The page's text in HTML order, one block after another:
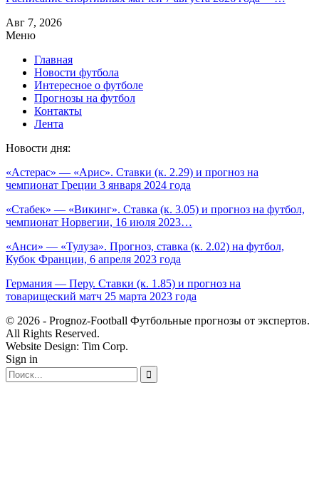
Авг 7, 2026
Меню
Главная
Новости футбола
Интересное о футболе
Прогнозы на футбол
Контакты
Лента
Новости дня:
«Астерас» — «Арис». Ставки (к. 2.29) и прогноз на
чемпионат Греции 3 января 2024 года
«Стабек» — «Викинг». Ставка (к. 3.05) и прогноз на футбол,
чемпионат Норвегии, 16 июля 2023…
«Анси» — «Тулуза». Прогноз, ставка (к. 2.02) на футбол,
Кубок Франции, 6 апреля 2023 года
Германия — Перу. Ставки (к. 1.85) и прогноз на
товарищеский матч 25 марта 2023 года
© 2026 - Prognoz-Football Футбольные прогнозы от экспертов.
All Rights Reserved.
Website Design: Tim Corp.
Sign in